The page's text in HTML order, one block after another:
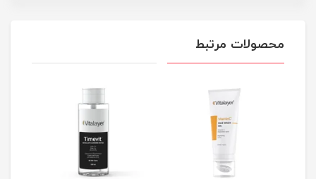
محصولات مرتبط